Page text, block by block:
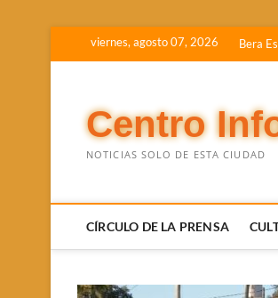
viernes, agosto 07, 2026 Bera
Centro
NOTICIAS SOLO DE ESTA CIUDAD
CÍRCULO DE LA PRENSA